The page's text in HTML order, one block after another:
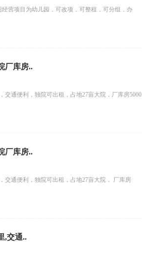
营项目为幼儿园，可改项，可整租，可分组，办
厂库房..
交通便利，独院可出租，占地27亩大院，厂库房5000
厂库房..
交通便利，独院可出租，占地27亩大院， 厂库房
,交通..